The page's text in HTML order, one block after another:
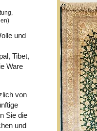
und
Tibet,
Ware
von
Sie die
und